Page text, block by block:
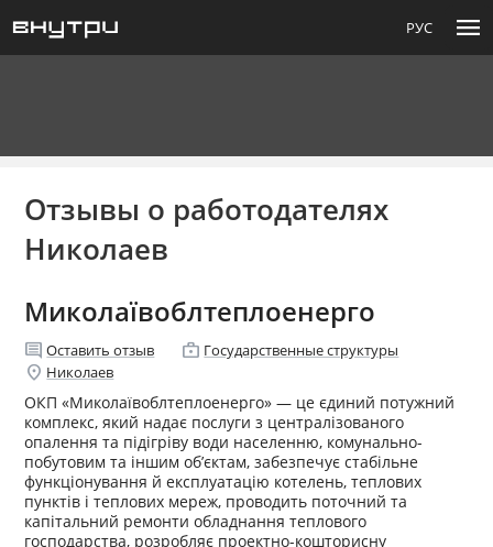
РУС menu
Отзывы о работодателях
Николаев
Миколаївоблтеплоенерго
comment Оставить отзыв enterprise Государственные структуры
location_on Николаев
ОКП «Миколаївоблтеплоенерго» — це єдиний потужний
комплекс, який надає послуги з централізованого
опалення та підігріву води населенню, комунально-
побутовим та іншим об’єктам, забезпечує стабільне
функціонування й експлуатацію котелень, теплових
пунктів і теплових мереж, проводить поточний та
капітальний ремонти обладнання теплового
господарства, розробляє проектно-кошторисну